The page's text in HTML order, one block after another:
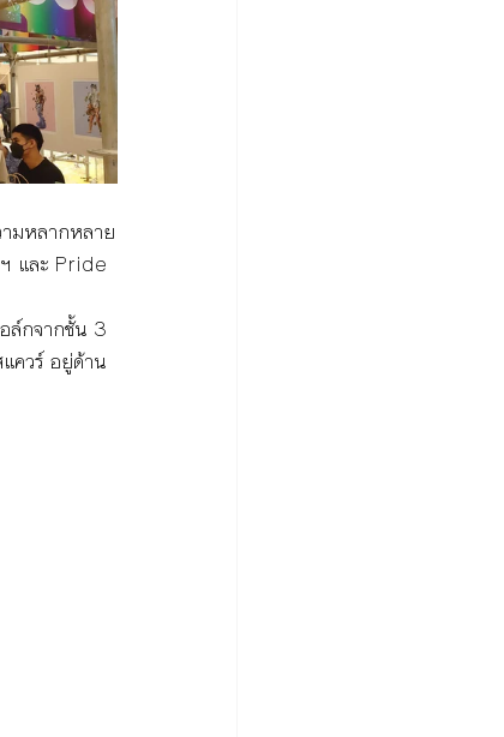
มหลากหลาย
และ Pride
ล์กจากชั้น 3
ควร์ อยู่ด้าน